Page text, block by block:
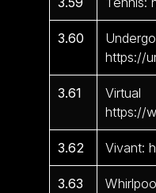
3.60
https://
3.61
https://
3.62 Vivant:
3.63